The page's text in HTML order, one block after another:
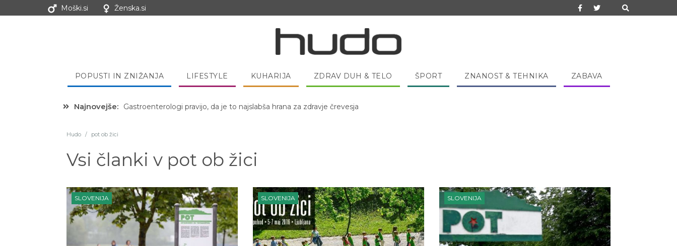
Moški.si Ženska.si
POPUSTI IN ZNIŽANJA LIFESTYLE KUHARIJA ZDRAV DUH & TELO ŠPORT ZNANOST & TEHNIKA ZABAVA
Najnovejše: Hibernacijska dieta: Zakaj je pred spanjem dobro pojesti žlico medu?
Hudo / pot ob žici
Vsi članki v pot ob žici
SLOVENIJA SLOVENIJA SLOVENIJA